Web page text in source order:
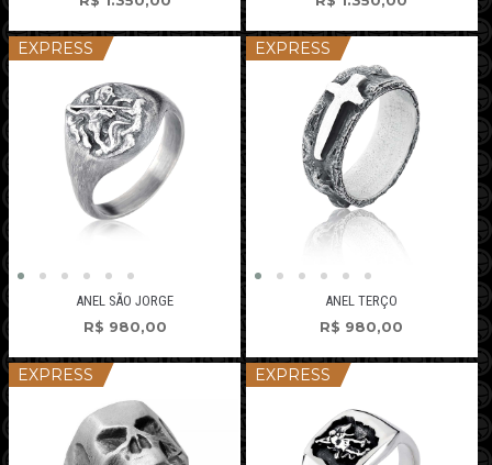
EXPRESS
ANEL SÃO JORGE
R$ 980,00
EXPRESS
ANEL TERÇO
R$ 980,00
EXPRESS EXPRESS